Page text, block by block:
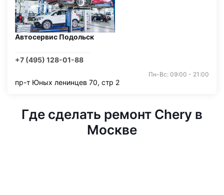
Автосервис Подольск
+7 (495) 128-01-88
Пн-Вс: 09:00 - 21:00
пр-т Юных ленинцев 70, стр 2
Где сделать ремонт Chery в
Москве